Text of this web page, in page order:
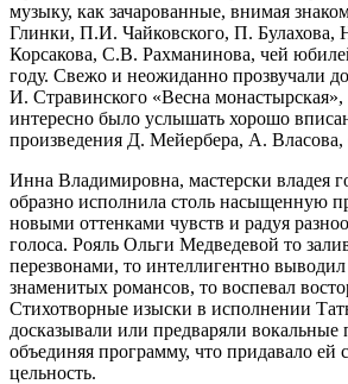
музыку, как зачарованные, внимая
Глинки, П.И. Чайковского, П. Булахова,
Корсакова, С.В. Рахманинова, чей
году. Свежо и неожиданно прозвучали
И. Стравинского «Весна монастырская»,
интересно было услышать хорошо
произведения Д. Мейербера, А. Власова,
Инна Владимировна, мастерски владея
образно исполнила столь насыщенную
новыми оттенками чувств и радуя
голоса. Рояль Ольги Медведевой то
перезвонами, то интеллигентно
знаменитых романсов, то воспевал
Стихотворные изыски в исполнении
досказывали или предваряли вокальные
объединяя программу, что придавало ей
цельность.